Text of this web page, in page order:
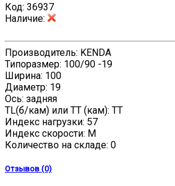
Код: 36937
Наличие:
Производитель: KENDA
Типоразмер: 100/90 -19
Ширина: 100
Диаметр: 19
Ось: задняя
TL(б/кам) или TT (кам): TT
Индекс нагрузки: 57
Индекс скорости: M
Количество на складе: 0
Отзывов (0)